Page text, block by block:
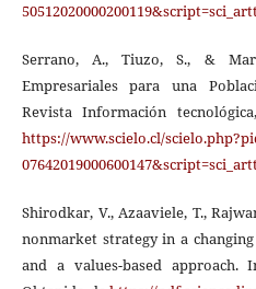
Serrano, A., Tiuzo, S., &
Empresariales para una
Revista Información
https://www.scielo.cl/
Shirodkar, V., Azaaviele, T.,
nonmarket strategy in a
and a values-based approach.